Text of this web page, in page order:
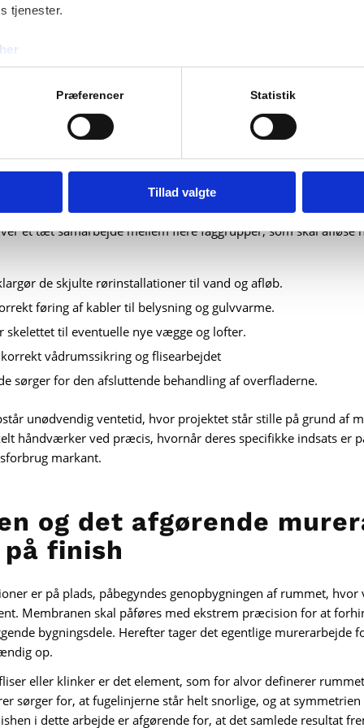
tjenester.
Præferencer Statistik
Tillad valgte
og koordinering af de
det fysiske arbejde, hvilket typisk starter med en
Denne del af processen kræver stor forsigtighed, så de
under arbejdet. En omfattenderenovering af badeværelse
koordinering mellem de forskellige håndværkere en af de
et tæt samarbejde mellem flere faggrupper, som skal afløse
de skjulte rørinstallationer til vand og afløb.
føring af kabler til belysning og gulvvarme.
skelettet til eventuelle nye vægge og lofter.
vådrumssikring og flisearbejdet
sørger for den afsluttende behandling af overfladerne.
unødvendig ventetid, hvor projektet står stille på grund af
håndværker ved præcis, hvornår deres specifikke indsats er
markant.
og det afgørende
finish
er på plads, påbegyndes genopbygningen af rummet,
Membranen skal påføres med ekstrem præcision for at
bygningsdele. Herefter tager det egentlige murerarbejde
op.
eller klinker er det element, som for alvor definerer
sørger for, at fugelinjerne står helt snorlige, og at
i dette arbejde er afgørende for, at det samlede resultat